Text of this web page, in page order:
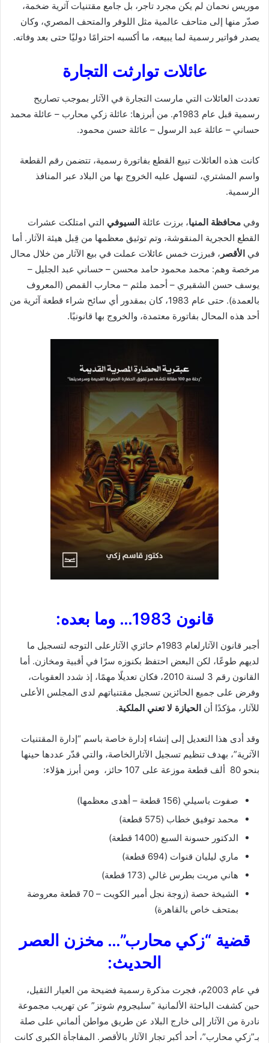
موريس نحمان لم يكن مجرد تاجر، بل جامع مقتنيات آثرية ضخمة،
صدّر منها إلى متاحف عالمية مثل اللوفر والمتحف المصري، وكان
يصدر فواتير رسمية لما يبيعه، ما أكسبه احترامًا دوليًا حتى بعد وفاته.
عائلات توارثت التجارة
تعددت العائلات التي مارست التجارة في الآثار بموجب تصاريح
رسمية قبل عام 1983م. من أبرزها: عائلة زكي محارب – عائلة محمد
حساني – عائلة عبد الرسول – عائلة حسن محمود.
كانت هذه العائلات تبيع القطع بفاتورة رسمية، تتضمن رقم القطعة
واسم المشتري، لتسهل عليه الخروج بها من البلاد عبر المنافذ
الرسمية.
وفي محافظة المنيا، برزت عائلة السيوفي التي امتلكت عشرات
القطع الحجرية المنقوشة، وتم توثيق معظمها من قِبل هيئة الآثار. أما
في الأقصر ، فبرزت خمس عائلات عملت في بيع الآثار من خلال محال
مرخصة وهم: محمد محمود حامد محسن – حساني عبد الجليل –
يوسف حسن الشقيري – أحمد ملثم – محارب القمص (المعروف
بالعمدة). حتى عام 1983، كان بمقدور أي سائح شراء قطعة آثرية من
أحد هذه المحال بفاتورة معتمدة، والخروج بها قانونيًا.
قانون 1983… وما بعده:
أجبر قانون الآثارلعام 1983م حائزي الآثارعلى التوجه لتسجيل ما
لديهم طوعًا، لكن البعض احتفظ بكنوزه سرًا في أقبية ومخازن. أما
القانون رقم 3 لسنة 2010، فكان تعديلًا مهمًا، إذ شدد العقوبات،
وفرض على جميع الحائزين تسجيل مقتنياتهم لدى المجلس الأعلى
للآثار، مؤكدًا أن الحيازة لا تعني الملكية.
وقد أدى هذا التعديل إلى إنشاء إدارة خاصة باسم “إدارة المقتنيات
الآثرية”، بهدف تنظيم تسجيل الآثارالخاصة، والتي قدّر عددها حينها
بنحو 80 ألف قطعة موزعة على 107 حائز، ومن أبرز هؤلاء:
صفوت باسيلي (156 قطعة – أهدى معظمها)
محمد توفيق خطاب (575 قطعة)
الدكتور حسونة السبع (1400 قطعة)
ماري ليليان قنوات (694 قطعة)
هاني مريت بطرس غالي (173 قطعة)
الشيخة حصة (زوجة نجل أمير الكويت – 70 قطعة معروضة
بمتحف خاص بالقاهرة)
قضية “زكي محارب”… مخزن العصر
الحديث:
في عام 2003م، فجرت مذكرة رسمية فضيحة من العيار الثقيل،
حين كشفت الباحثة الألمانية “سليجروم شوتز” عن تهريب مجموعة
نادرة من الآثار إلى خارج البلاد عن طريق مواطن ألماني على صلة
بـ”زكي محارب”، أحد أكبر تجار الآثار بالأقصر. المفاجأة الكبرى كانت